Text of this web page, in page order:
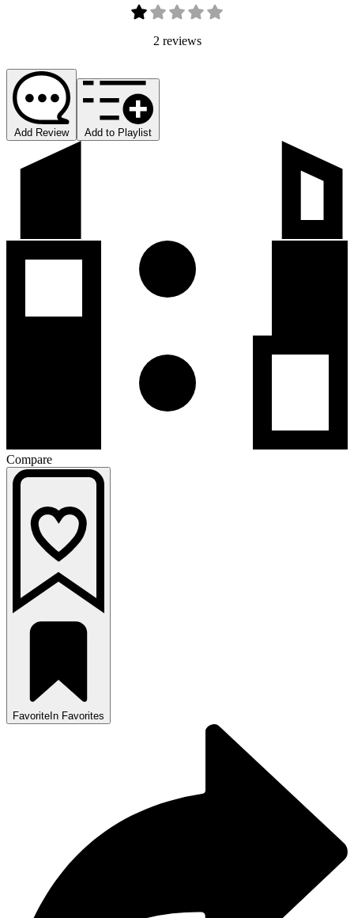
2 reviews
Add Review Add to Playlist
Compare
Favorite In Favorites